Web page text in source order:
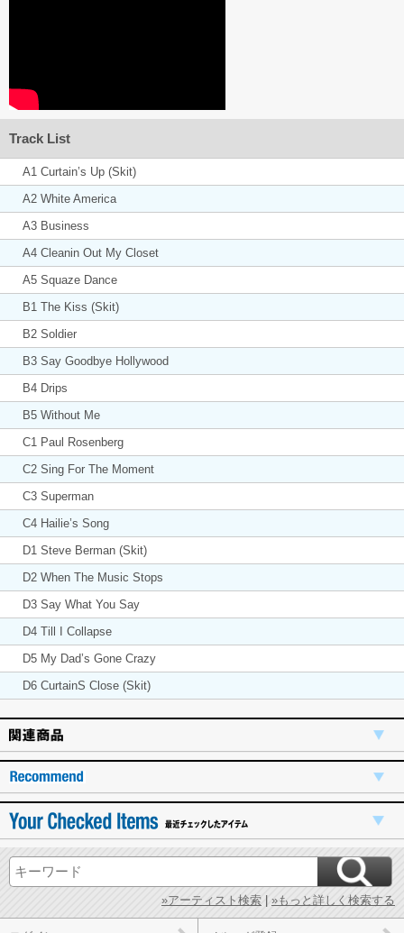
Track List
A1 Curtain’s Up (Skit)
A2 White America
A3 Business
A4 Cleanin Out My Closet
A5 Squaze Dance
B1 The Kiss (Skit)
B2 Soldier
B3 Say Goodbye Hollywood
B4 Drips
B5 Without Me
C1 Paul Rosenberg
C2 Sing For The Moment
C3 Superman
C4 Hailie’s Song
D1 Steve Berman (Skit)
D2 When The Music Stops
D3 Say What You Say
D4 Till I Collapse
D5 My Dad’s Gone Crazy
D6 CurtainS Close (Skit)
»アーティスト検索 »もっと詳しく検索する